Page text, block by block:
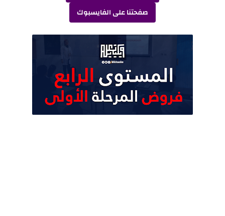
صفحتنا على الفايسبوك